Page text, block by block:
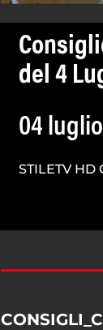
del 4
04
STILETV HD